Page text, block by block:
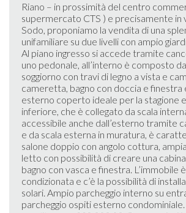
Riano – in prossimità del centro
supermercato CTS ) e precisamente in
Sodo, proponiamo la vendita di una
unifamiliare su due livelli con ampio
Al piano ingresso si accede tramite
uno pedonale, all’interno è composto
soggiorno con travi di legno a vista e
cameretta, bagno con doccia e finestra
esterno coperto ideale per la stagione
inferiore, che è collegato da scala
accessibile anche dall’esterno tramite
e da scala esterna in muratura, è
salone doppio con angolo cottura,
letto con possibilità di creare una
bagno con vasca e finestra. L’immobile
condizionata e c’è la possibilità di
solari. Ampio parcheggio interno su
parcheggio ospiti esterno